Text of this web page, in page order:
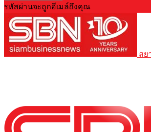
รหัสผ่านจะถูกอีเมล์ถึงคุณ
สย